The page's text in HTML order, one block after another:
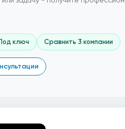
ключ Сравнить 3 компании